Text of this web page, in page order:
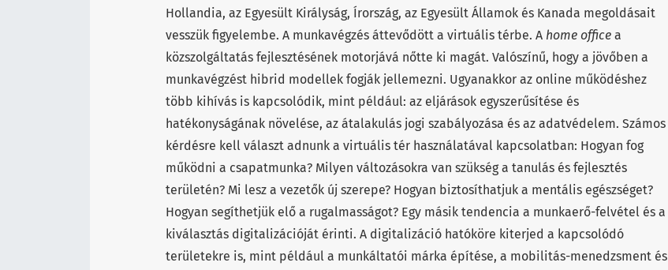
Hollandia, az Egyesült Királyság, Írország, az Egyesült Államok és Kanada megoldásait
vesszük figyelembe. A munkavégzés áttevődött a virtuális térbe. A home office a
közszolgáltatás fejlesztésének motorjává nőtte ki magát. Valószínű, hogy a jövőben a
munkavégzést hibrid modellek fogják jellemezni. Ugyanakkor az online működéshez
több kihívás is kapcsolódik, mint például: az eljárások egyszerűsítése és
hatékonyságának növelése, az átalakulás jogi szabályozása és az adatvédelem. Számos
kérdésre kell választ adnunk a virtuális tér használatával kapcsolatban: Hogyan fog
működni a csapatmunka? Milyen változásokra van szükség a tanulás és fejlesztés
területén? Mi lesz a vezetők új szerepe? Hogyan biztosíthatjuk a mentális egészséget?
Hogyan segíthetjük elő a rugalmasságot? Egy másik tendencia a munkaerő-felvétel és a
kiválasztás digitalizációját érinti. A digitalizáció hatóköre kiterjed a kapcsolódó
területekre is, mint például a munkáltatói márka építése, a mobilitás-menedzsment és